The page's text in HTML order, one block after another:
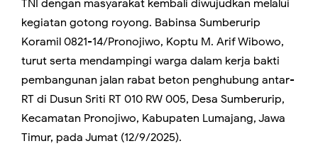
TNI dengan masyarakat kembali diwujudkan melalui
kegiatan gotong royong. Babinsa Sumberurip
Koramil 0821-14/Pronojiwo, Koptu M. Arif Wibowo,
turut serta mendampingi warga dalam kerja bakti
pembangunan jalan rabat beton penghubung antar-
RT di Dusun Sriti RT 010 RW 005, Desa Sumberurip,
Kecamatan Pronojiwo, Kabupaten Lumajang, Jawa
Timur, pada Jumat (12/9/2025).